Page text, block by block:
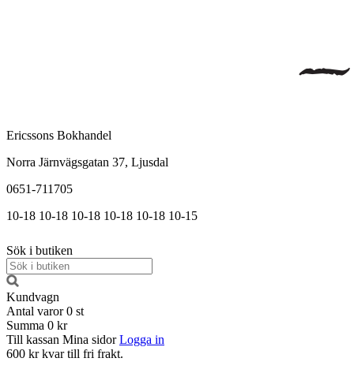
Ericssons Bokhandel
Norra Järnvägsgatan 37, Ljusdal
0651-711705
10-18 10-18 10-18 10-18 10-18 10-15
Sök i butiken
Kundvagn
Antal varor 0 st
Summa 0 kr
Till kassan Mina sidor Logga in
600 kr kvar till fri frakt.